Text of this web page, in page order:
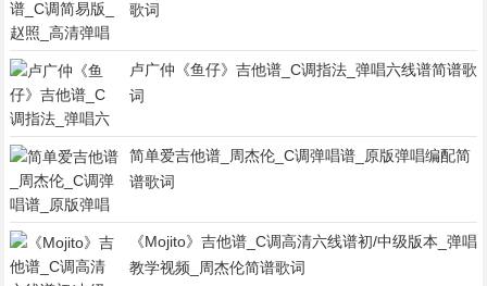
歌词
卢广仲《鱼仔》吉他谱_C调指法_弹唱六线谱简谱歌
词
简单爱吉他谱_周杰伦_C调弹唱谱_原版弹唱编配简
谱歌词
《Mojito》吉他谱_C调高清六线谱初/中级版本_弹唱
教学视频_周杰伦简谱歌词